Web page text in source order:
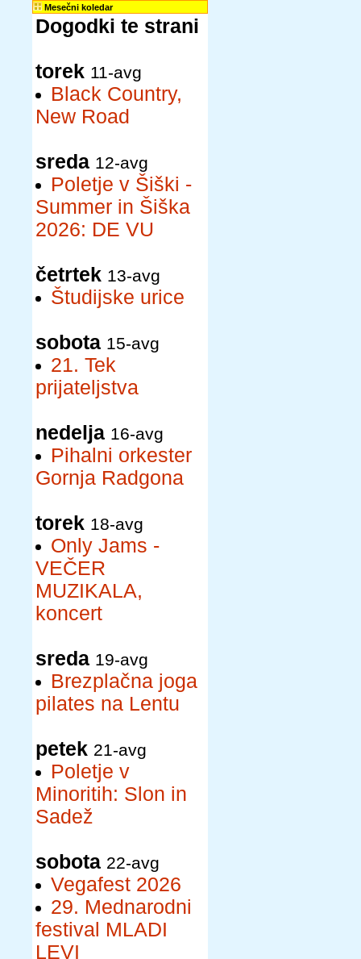
Mesečni koledar
Dogodki te strani
torek 11-avg
Black Country,
New Road
sreda 12-avg
Poletje v Šiški -
Summer in Šiška
2026: DE VU
četrtek 13-avg
Študijske urice
sobota 15-avg
21. Tek
prijateljstva
nedelja 16-avg
Pihalni orkester
Gornja Radgona
torek 18-avg
Only Jams -
VEČER
MUZIKALA,
koncert
sreda 19-avg
Brezplačna joga
pilates na Lentu
petek 21-avg
Poletje v
Minoritih: Slon in
Sadež
sobota 22-avg
Vegafest 2026
29. Mednarodni
festival MLADI
LEVI